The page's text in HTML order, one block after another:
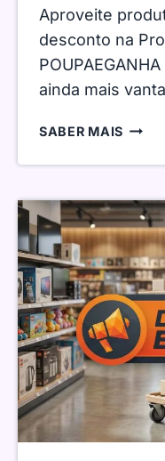
Aproveite
desconto na
ainda mais
SABER MAIS